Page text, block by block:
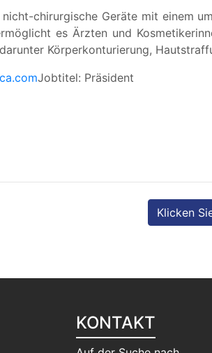
chirurgische Geräte mit einem
es Ärzten und
Körperkonturierung,
Jobtitel: Präsident
Klicken
KONTAKT